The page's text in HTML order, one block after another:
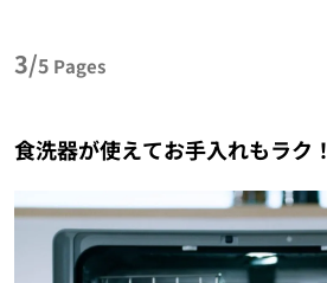
3/5 Pages
食洗器が使えてお手入れもラク！